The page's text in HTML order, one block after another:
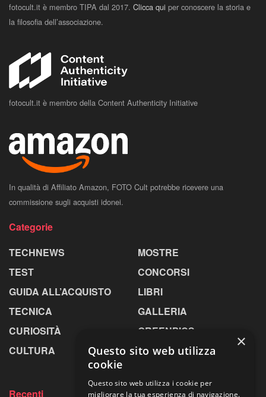
fotocult.it è membro TIPA dal 2017. Clicca qui per conoscere la storia e
la filosofia dell’associazione.
fotocult.it è membro della Content Authenticity Initiative
In qualità di Affiliato Amazon, FOTO Cult potrebbe ricevere una
commissione sugli acquisti idonei.
Categorie
TECHNEWS
TEST
GUIDA ALL’ACQUISTO
TECNICA
CURIOSITÀ
CULTURA
MOSTRE
CONCORSI
LIBRI
GALLERIA
GREENPICS
LA RIVISTA
Recenti
×
Questo sito web utilizza
cookie
Questo sito web utilizza i cookie per
migliorare la tua esperienza di navigazione.